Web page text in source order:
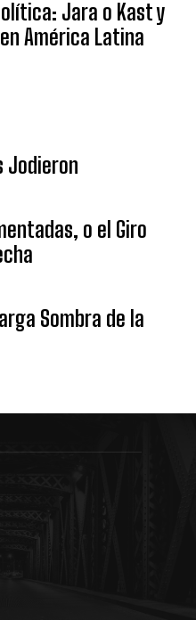
Jara o Kast y
América Latina
Jodieron
o el Giro
Sombra de la